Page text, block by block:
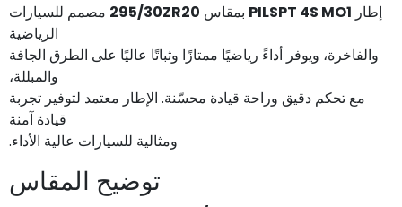
إطار PILSPT 4S MO1 بمقاس 295/30ZR20 مصمم للسيارات
الرياضية
والفاخرة، ويوفر أداءً رياضيًا ممتازًا وثباتًا عاليًا على الطرق الجافة
والمبللة،
مع تحكم دقيق وراحة قيادة محسّنة. الإطار معتمد لتوفير تجربة
قيادة آمنة
ومثالية للسيارات عالية الأداء.
توضيح المقاس